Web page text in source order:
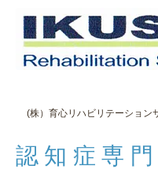
(株）育心リハビリテーション
認知症専門